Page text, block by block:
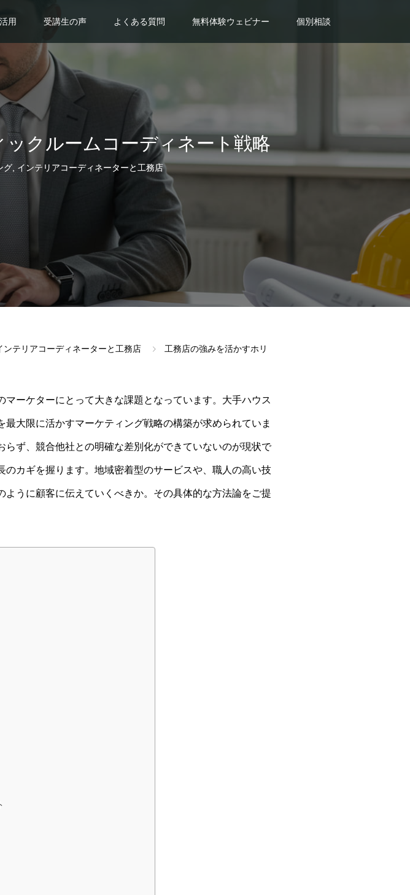
用 受講生の声 よくある質問 無料体験ウェビナー 個別相談
クルームコーディネート戦略
グ, インテリアコーディネーターと工務店
ンテリアコーディネーターと工務店
工務店の強みを活かすホリ
ーケターにとって大きな課題となっています。大手ハウス
大限に活かすマーケティング戦略の構築が求められていま
ず、競合他社との明確な差別化ができていないのが現状で
カギを握ります。地域密着型のサービスや、職人の高い技
うに顧客に伝えていくべきか。その具体的な方法論をご提